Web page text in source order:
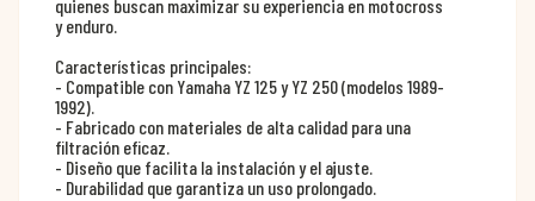
quienes buscan maximizar su experiencia en motocross
y enduro.
Características principales:
- Compatible con Yamaha YZ 125 y YZ 250 (modelos 1989-
1992).
- Fabricado con materiales de alta calidad para una
filtración eficaz.
- Diseño que facilita la instalación y el ajuste.
- Durabilidad que garantiza un uso prolongado.